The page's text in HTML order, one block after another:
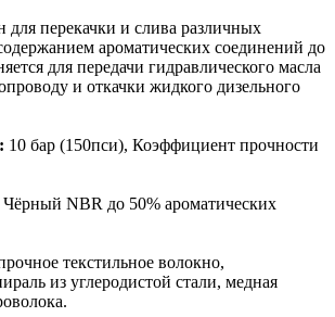
для перекачки и слива различных
ароматических соединений до
для передачи гидравлического масла
и откачки жидкого дизельного
10 бар (150пси), Коэффициент прочности
Чёрный NBR до 50% ароматических
текстильное волокно,
из углеродистой стали, медная